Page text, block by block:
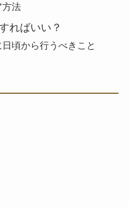
方法
ればいい？
頃から行うべきこと